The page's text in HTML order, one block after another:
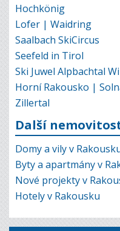
Hochkönig
Lofer | Waidring
Saalbach SkiCircus
Seefeld in Tirol
Ski Juwel Alpbachtal
Horní Rakousko |
Zillertal
Další
Domy a vily v
Byty a apartmány v
Nové projekty v
Hotely v Rakousku